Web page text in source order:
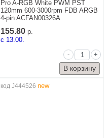
Pro A-RGB White PWM PST
120mm 600-3000rpm FDB ARGB
4-pin ACFAN00326A
155.80 р.
c 13.00.
-
+
код J444526 new